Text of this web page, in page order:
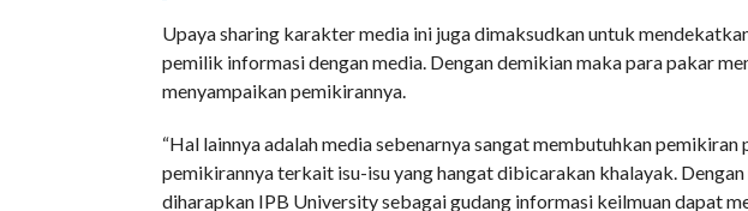
Upaya sharing karakter media ini juga dimaksudkan untuk
pemilik informasi dengan media. Dengan demikian maka para pakar
menyampaikan pemikirannya.
“Hal lainnya adalah media sebenarnya sangat membutuhkan
pemikirannya terkait isu-isu yang hangat dibicarakan khalayak.
diharapkan IPB University sebagai gudang informasi keilmuan dapat